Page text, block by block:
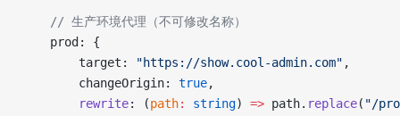
	// 生产环境代理（不可修改名称）
	prod: {
		target:
"https://show.cool-admin.com" ,
		changeOrigin:
true,
		rewrite
: (path: string) => path. replace( "/